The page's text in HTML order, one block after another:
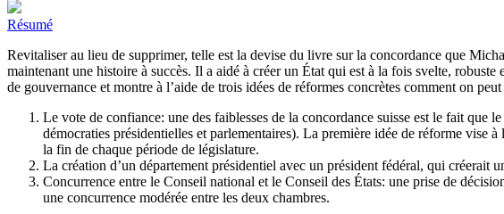
Résumé
Revitaliser au lieu de supprimer, telle est la devise du livre sur la concordance que
maintenant une histoire à succès. Il a aidé à créer un État qui est à la fois svelte,
de gouvernance et montre à l’aide de trois idées de réformes concrètes comment on
Le vote de confiance: une des faiblesses de la concordance suisse est le fait que
démocraties présidentielles et parlementaires). La première idée de réforme vise
la fin de chaque période de législature.
La création d’un département présidentiel avec un président fédéral, qui
Concurrence entre le Conseil national et le Conseil des États: une prise de
une concurrence modérée entre les deux chambres.